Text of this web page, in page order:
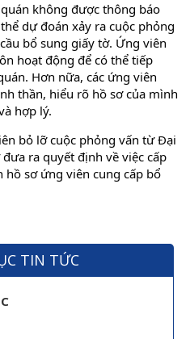
không được thông báo
dự đoán xảy ra cuộc phỏng
bổ sung giấy tờ. Ứng viên
hoạt động để có thể tiếp
Hơn nữa, các ứng viên
thần, hiểu rõ hồ sơ của mình
hợp lý.
bỏ lỡ cuộc phỏng vấn từ Đại
ra quyết định về việc cấp
hồ sơ ứng viên cung cấp bổ
TIN TỨC